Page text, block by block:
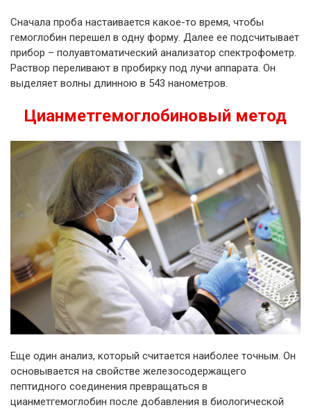
Сначала проба настаивается какое-то время, чтобы
гемоглобин перешел в одну форму. Далее ее подсчитывает
прибор – полуавтоматический анализатор спектрофометр.
Раствор переливают в пробирку под лучи аппарата. Он
выделяет волны длинною в 543 нанометров.
Цианметгемоглобиновый метод
Еще один анализ, который считается наиболее точным. Он
основывается на свойстве железосодержащего
пептидного соединения превращаться в
цианметгемоглобин после добавления в биологической